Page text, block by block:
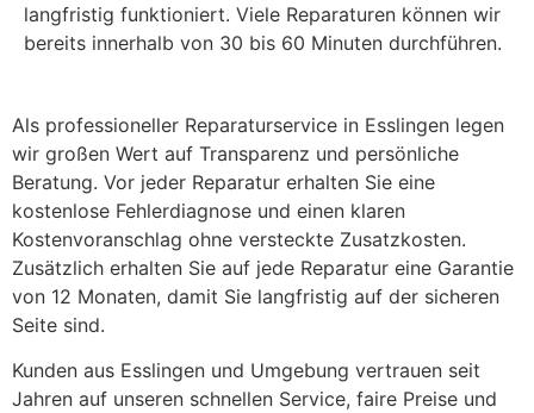
langfristig funktioniert. Viele Reparaturen können wir
bereits innerhalb von 30 bis 60 Minuten durchführen.
Als professioneller Reparaturservice in Esslingen legen
wir großen Wert auf Transparenz und persönliche
Beratung. Vor jeder Reparatur erhalten Sie eine
kostenlose Fehlerdiagnose und einen klaren
Kostenvoranschlag ohne versteckte Zusatzkosten.
Zusätzlich erhalten Sie auf jede Reparatur eine Garantie
von 12 Monaten, damit Sie langfristig auf der sicheren
Seite sind.
Kunden aus Esslingen und Umgebung vertrauen seit
Jahren auf unseren schnellen Service, faire Preise und